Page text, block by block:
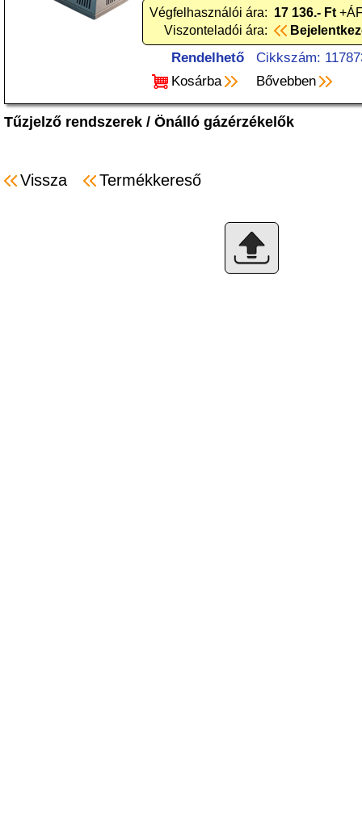
Végfelhasználói ára: 17 136.- Ft
Viszonteladói ára:
Rendelhető
Cikkszám:
Kosárba
Bővebben
Tűzjelző rendszerek / Önálló gázérzékelők
Vissza Termékkereső